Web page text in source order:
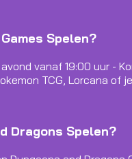
Spelen?
vanaf 19:00 uur -
TCG, Lorcana of
Dragons Spelen?